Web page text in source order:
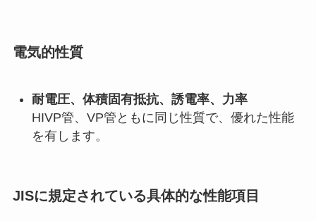
電気的性質
耐電圧、体積固有抵抗、誘電率、力率
HIVP管、VP管ともに同じ性質で、優れた性能
を有します。
JISに規定されている具体的な性能項目